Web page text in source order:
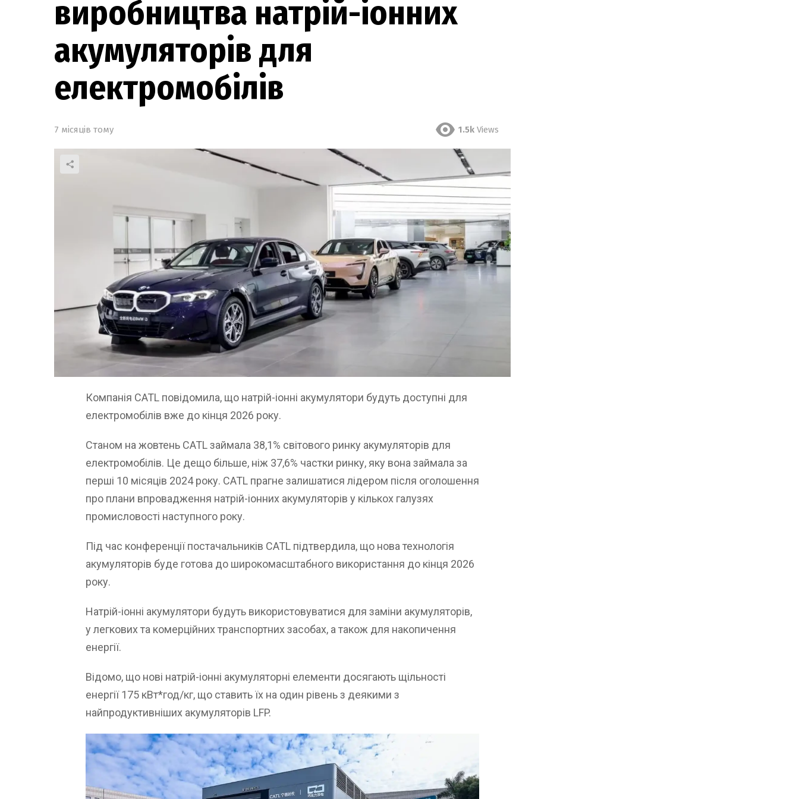
виробництва натрій-іонних
акумуляторів для
електромобілів
7 місяців тому 1.5k Views
Компанія CATL повідомила, що натрій-іонні акумулятори будуть доступні для
електромобілів вже до кінця 2026 року.
Станом на жовтень CATL займала 38,1% світового ринку акумуляторів для
електромобілів. Це дещо більше, ніж 37,6% частки ринку, яку вона займала за
перші 10 місяців 2024 року. CATL прагне залишатися лідером після оголошення
про плани впровадження натрій-іонних акумуляторів у кількох галузях
промисловості наступного року.
Під час конференції постачальників CATL підтвердила, що нова технологія
акумуляторів буде готова до широкомасштабного використання до кінця 2026
року.
Натрій-іонні акумулятори будуть використовуватися для заміни акумуляторів,
у легкових та комерційних транспортних засобах, а також для накопичення
енергії.
Відомо, що нові натрій-іонні акумуляторні елементи досягають щільності
енергії 175 кВт*год/кг, що ставить їх на один рівень з деякими з
найпродуктивніших акумуляторів LFP.